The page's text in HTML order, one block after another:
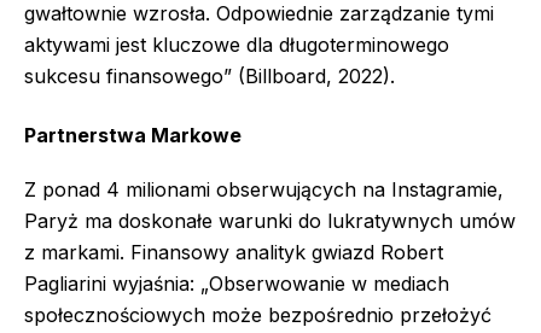
gwałtownie wzrosła. Odpowiednie zarządzanie tymi
aktywami jest kluczowe dla długoterminowego
sukcesu finansowego” (Billboard, 2022).
Partnerstwa Markowe
Z ponad 4 milionami obserwujących na Instagramie,
Paryż ma doskonałe warunki do lukratywnych umów
z markami. Finansowy analityk gwiazd Robert
Pagliarini wyjaśnia: „Obserwowanie w mediach
społecznościowych może bezpośrednio przełożyć